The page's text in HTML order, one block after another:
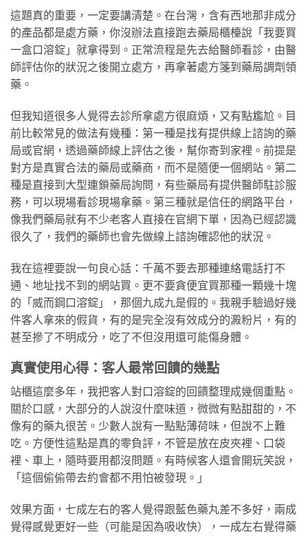
這題真的重要，一定要講清楚。在台灣，含有西地那非成分
的產品都是處方藥，你沒辦法直接跑去藥局櫃檯說「我要買
一盒口溶錠」就拿得到。正常流程是先去給醫師看診，由醫
師評估你的狀況之後開立處方，再拿著處方箋到藥局調劑領
藥。
但我知道很多人覺得去診所拿處方很麻煩，又有點尷尬。目
前比較常見的做法有幾種：第一種是找有提供線上諮詢的藥
局或官網，透過藥師線上評估之後，幫你寄到家裡。前提是
對方是真實合法的藥局或藥商，而不是隨便一個網站。第二
種是直接到大型連鎖藥局詢問，有些藥局有提供醫師駐診服
務，可以現場看診現場拿藥。第三種就是信任的網路平台，
像我們藥局就有不少老客人直接在官網下單，因為已經認識
很久了，我們的藥師也會先做線上諮詢確認他的狀況。
我在這裡要說一句良心話：千萬不要去那種連絡電話打不
通、地址找不到的網站買。更不要貪便宜買那種一顆幾十塊
的「威而鋼口溶錠」，那個九成九是假的。我親手驗過好幾
件客人拿來的假貨，有的是完全沒有效成分的澱粉片，有的
甚至摻了不明成分，吃了不但沒用還可能傷身體。
真實使用心得：客人最常回饋的幾點
站櫃這麼多年，我把客人對口溶錠的回饋整理成幾個重點。
關於口感，大部分的人說沒什麼味道，微微有點甜甜的，不
像有的藥丸很苦。少數人說有一點點薄荷味，但說不上難
吃。方便性這點是真的零負評，不管是放在皮夾裡、口袋
裡、車上，隨時要用都沒問題。有時候客人還會開玩笑說，
「這個偷偷帶去約會都不用怕被發現。」
效果方面，七成左右的客人覺得跟藍色藥丸差不多好，兩成
覺得感覺更好一些（可能是因為吸收快），一成左右覺得藥